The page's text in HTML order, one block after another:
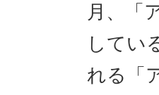
月、「
してい
れる「